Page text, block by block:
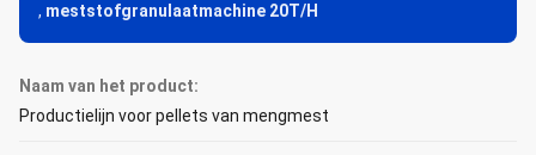
, meststofgranulaatmachine 20T/H
Naam van het product:
Productielijn voor pellets van mengmest